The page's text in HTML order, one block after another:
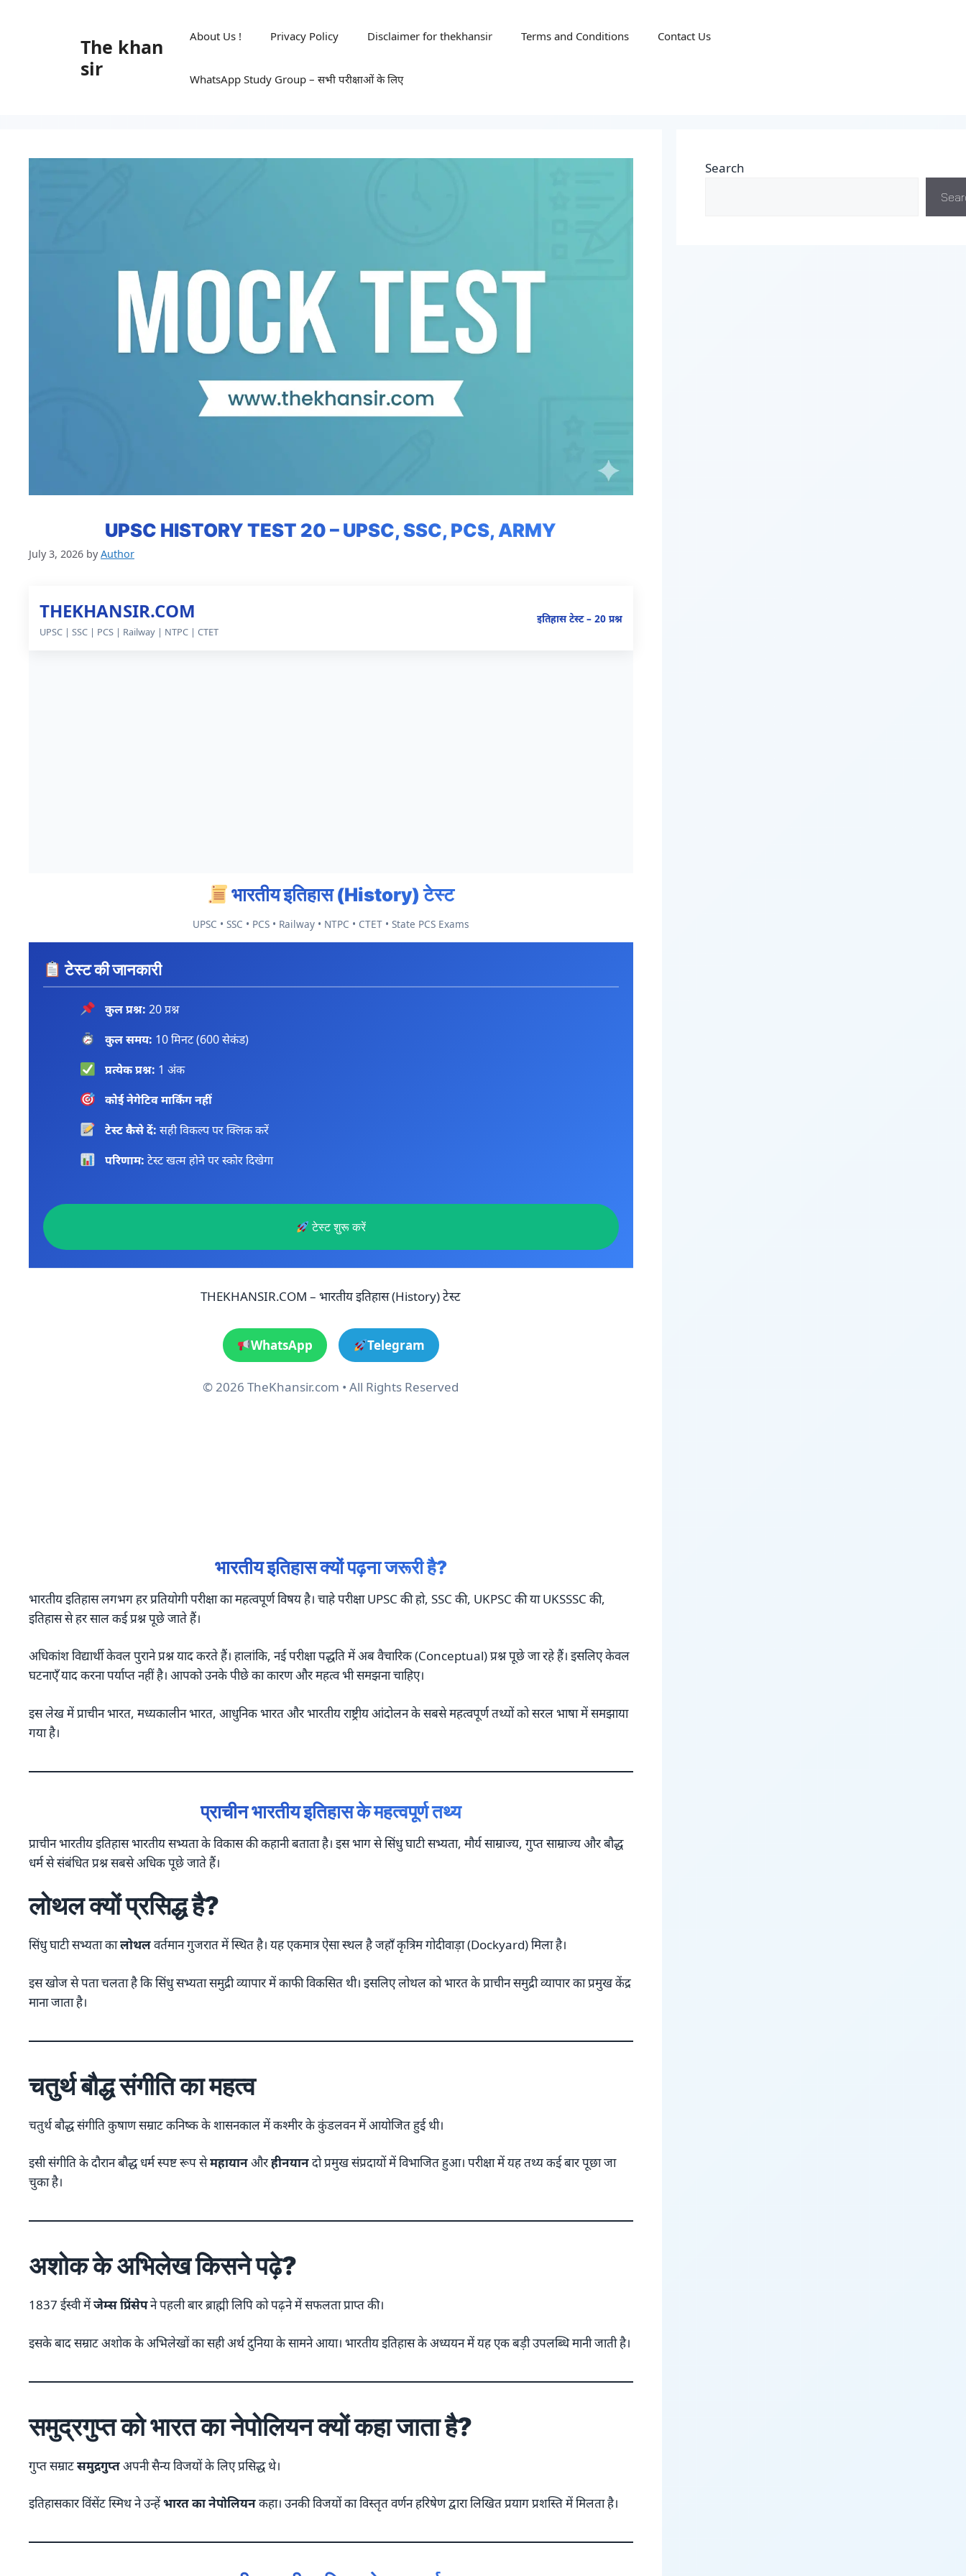
The khan
sir
About Us ! Privacy Policy Disclaimer for thekhansir Terms and Conditions Contact Us
WhatsApp Study Group – सभी परीक्षाओं के लिए
UPSC HISTORY TEST 20 – UPSC, SSC, PCS, ARMY
July 3, 2026 byAuthor
THEKHANSIR.COM
UPSC | SSC | PCS | Railway | NTPC | CTET
इतिहास टेस्ट – 20 प्रश्न
भारतीय इतिहास (History) टेस्ट
UPSC • SSC • PCS • Railway • NTPC • CTET • State PCS Exams
टेस्ट की जानकारी
कुल प्रश्न: 20 प्रश्न
कुल समय: 10 मिनट (600 सेकंड)
प्रत्येक प्रश्न: 1 अंक
कोई नेगेटिव मार्किंग नहीं
टेस्ट कैसे दें: सही विकल्प पर क्लिक करें
परिणाम: टेस्ट खत्म होने पर स्कोर दिखेगा
टेस्ट शुरू करें
THEKHANSIR.COM – भारतीय इतिहास (History) टेस्ट
WhatsApp Telegram
© 2026 TheKhansir.com • All Rights Reserved
भारतीय इतिहास क्यों पढ़ना जरूरी है?
भारतीय इतिहास लगभग हर प्रतियोगी परीक्षा का महत्वपूर्ण विषय है। चाहे परीक्षा UPSC की हो, SSC की, UKPSC की या UKSSSC की,
इतिहास से हर साल कई प्रश्न पूछे जाते हैं।
अधिकांश विद्यार्थी केवल पुराने प्रश्न याद करते हैं। हालांकि, नई परीक्षा पद्धति में अब वैचारिक (Conceptual) प्रश्न पूछे जा रहे हैं। इसलिए केवल
घटनाएँ याद करना पर्याप्त नहीं है। आपको उनके पीछे का कारण और महत्व भी समझना चाहिए।
इस लेख में प्राचीन भारत, मध्यकालीन भारत, आधुनिक भारत और भारतीय राष्ट्रीय आंदोलन के सबसे महत्वपूर्ण तथ्यों को सरल भाषा में समझाया
गया है।
प्राचीन भारतीय इतिहास के महत्वपूर्ण तथ्य
प्राचीन भारतीय इतिहास भारतीय सभ्यता के विकास की कहानी बताता है। इस भाग से सिंधु घाटी सभ्यता, मौर्य साम्राज्य, गुप्त साम्राज्य और बौद्ध
धर्म से संबंधित प्रश्न सबसे अधिक पूछे जाते हैं।
लोथल क्यों प्रसिद्ध है?
सिंधु घाटी सभ्यता कालोथलवर्तमान गुजरात में स्थित है। यह एकमात्र ऐसा स्थल है जहाँ कृत्रिम गोदीवाड़ा (Dockyard) मिला है।
इस खोज से पता चलता है कि सिंधु सभ्यता समुद्री व्यापार में काफी विकसित थी। इसलिए लोथल को भारत के प्राचीन समुद्री व्यापार का प्रमुख केंद्र
माना जाता है।
चतुर्थ बौद्ध संगीति का महत्व
चतुर्थ बौद्ध संगीति कुषाण सम्राट कनिष्क के शासनकाल में कश्मीर के कुंडलवन में आयोजित हुई थी।
इसी संगीति के दौरान बौद्ध धर्म स्पष्ट रूप सेमहायानऔरहीनयानदो प्रमुख संप्रदायों में विभाजित हुआ। परीक्षा में यह तथ्य कई बार पूछा जा
चुका है।
अशोक के अभिलेख किसने पढ़े?
1837 ईस्वी मेंजेम्स प्रिंसेपने पहली बार ब्राह्मी लिपि को पढ़ने में सफलता प्राप्त की।
इसके बाद सम्राट अशोक के अभिलेखों का सही अर्थ दुनिया के सामने आया। भारतीय इतिहास के अध्ययन में यह एक बड़ी उपलब्धि मानी जाती है।
समुद्रगुप्त को भारत का नेपोलियन क्यों कहा जाता है?
गुप्त सम्राटसमुद्रगुप्तअपनी सैन्य विजयों के लिए प्रसिद्ध थे।
इतिहासकार विंसेंट स्मिथ ने उन्हेंभारत का नेपोलियनकहा। उनकी विजयों का विस्तृत वर्णन हरिषेण द्वारा लिखित प्रयाग प्रशस्ति में मिलता है।
Search